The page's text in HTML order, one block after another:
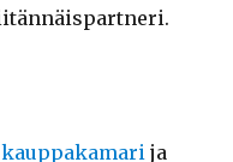
ja